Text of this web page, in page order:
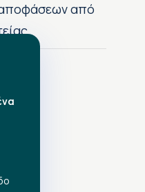
αποφάσεων από